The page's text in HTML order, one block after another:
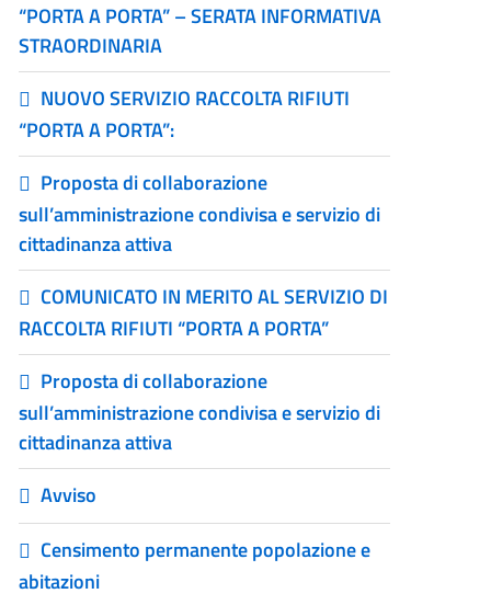
“PORTA A PORTA” – SERATA INFORMATIVA
STRAORDINARIA
NUOVO SERVIZIO RACCOLTA RIFIUTI
“PORTA A PORTA”:
Proposta di collaborazione
sull’amministrazione condivisa e servizio di
cittadinanza attiva
COMUNICATO IN MERITO AL SERVIZIO DI
RACCOLTA RIFIUTI “PORTA A PORTA”
Proposta di collaborazione
sull’amministrazione condivisa e servizio di
cittadinanza attiva
Avviso
Censimento permanente popolazione e
abitazioni